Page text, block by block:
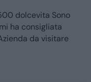
dolcevita Sono
ha consigliata
da visitare